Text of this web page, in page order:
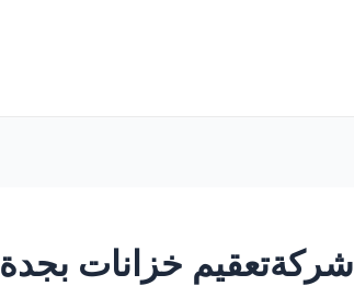
شركةتعقيم خزانات بجدة